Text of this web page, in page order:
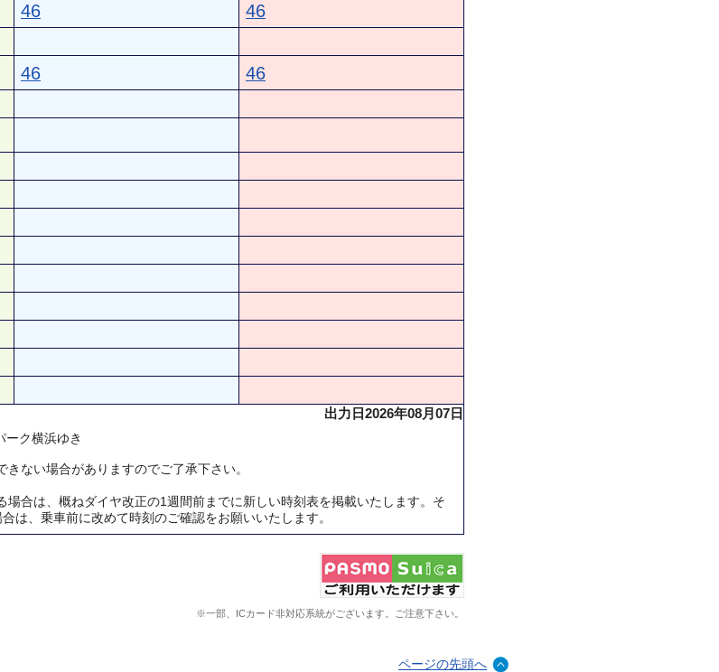
46 46
46 46
出力日2026年08月07日
ーク横浜ゆき
ない場合がありますのでご了承下さい。
場合は、概ねダイヤ改正の1週間前までに新しい時刻表を掲載いたします。そ
は、乗車前に改めて時刻のご確認をお願いいたします。
※一部、ICカード非対応系統がございます。ご注意下さい。
ページの先頭へ